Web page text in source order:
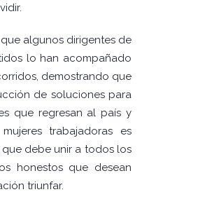
algunos dirigentes de
lo han acompañado
demostrando que
de soluciones para
que regresan al país y
trabajadoras es
debe unir a todos los
honestos que desean
triunfar.